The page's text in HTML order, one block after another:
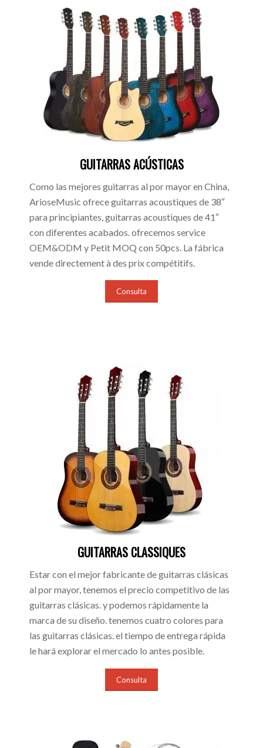
GUITARRAS ACÚSTICAS
Como las mejores guitarras al por mayor en China,
ArioseMusic ofrece guitarras acoustiques de 38″
para principiantes, guitarras acoustiques de 41″
con diferentes acabados. ofrecemos service
OEM&ODM y Petit MOQ con 50pcs. La fábrica
vende directement à des prix compétitifs.
Consulta
GUITARRAS CLASSIQUES
Estar con el mejor fabricante de guitarras clásicas
al por mayor, tenemos el precio competitivo de las
guitarras clásicas. y podemos rápidamente la
marca de su diseño. tenemos cuatro colores para
las guitarras clásicas. el tiempo de entrega rápida
le hará explorar el mercado lo antes posible.
Consulta